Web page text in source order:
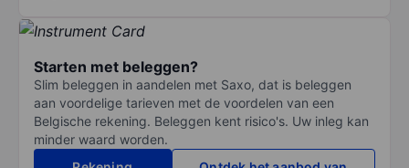
Starten met beleggen?
Slim beleggen in aandelen met Saxo, dat is beleggen
aan voordelige tarieven met de voordelen van een
Belgische rekening. Beleggen kent risico's. Uw inleg kan
minder waard worden.